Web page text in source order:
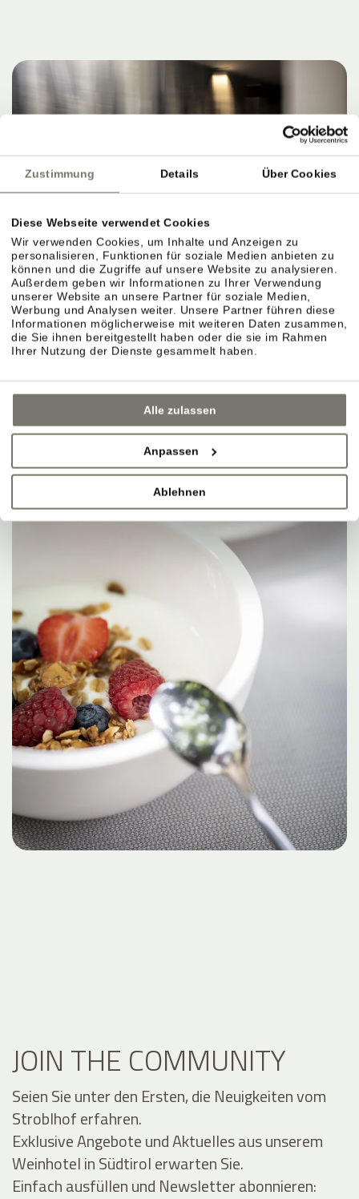
Zustimmung Details Über Cookies
Diese Webseite verwendet Cookies
Wir verwenden Cookies, um Inhalte und Anzeigen zu
personalisieren, Funktionen für soziale Medien anbieten zu
können und die Zugriffe auf unsere Website zu analysieren.
Außerdem geben wir Informationen zu Ihrer Verwendung
unserer Website an unsere Partner für soziale Medien,
Werbung und Analysen weiter. Unsere Partner führen diese
Informationen möglicherweise mit weiteren Daten zusammen,
die Sie ihnen bereitgestellt haben oder die sie im Rahmen
Ihrer Nutzung der Dienste gesammelt haben.
Alle zulassen
Anpassen
Ablehnen
JOIN THE COMMUNITY
Seien Sie unter den Ersten, die Neuigkeiten vom
Stroblhof erfahren.
Exklusive Angebote und Aktuelles aus unserem
Weinhotel in Südtirol erwarten Sie.
Einfach ausfüllen und Newsletter abonnieren: